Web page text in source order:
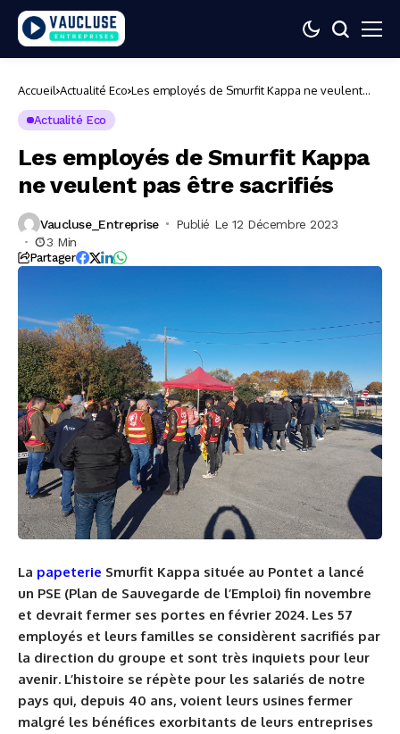
Accueil Actualité Eco Les employés de Smurfit Kappa ne veulent
Actualité Eco
Les employés de Smurfit Kappa
ne veulent pas être sacrifiés
Vaucluse_Entreprise
Publié Le 12 Décembre 2023
3 Min
Partager
La papeterie Smurfit Kappa située au Pontet a lancé
un PSE (Plan de Sauvegarde de l’Emploi) fin novembre
et devrait fermer ses portes en février 2024. Les 57
employés et leurs familles se considèrent sacrifiés par
la direction du groupe et sont très inquiets pour leur
avenir. L’histoire se répète pour les salariés de notre
pays qui, depuis 40 ans, voient leurs usines fermer
malgré les bénéfices exorbitants de leurs entreprises